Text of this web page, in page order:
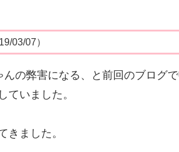
03/07）
の弊害になる、と前回のブログ
ていました。
きました。